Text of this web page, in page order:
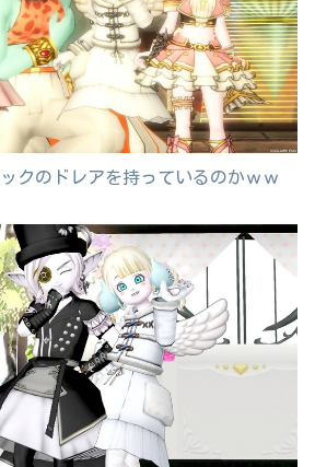
クのドレアを持っているのかｗｗ